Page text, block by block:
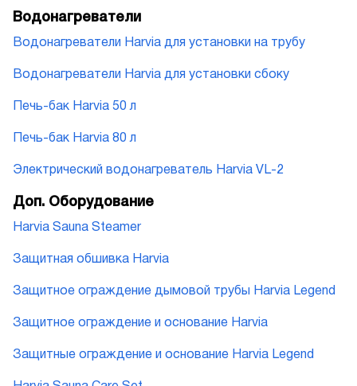
Водонагреватели
Водонагреватели Harvia для установки на трубу
Водонагреватели Harvia для установки сбоку
Печь-бак Harvia 50 л
Печь-бак Harvia 80 л
Электрический водонагреватель Harvia VL-2
Доп. Оборудование
Harvia Sauna Steamer
Защитная обшивка Harvia
Защитное ограждение дымовой трубы Harvia Legend
Защитное ограждение и основание Harvia
Защитные ограждение и основание Harvia Legend